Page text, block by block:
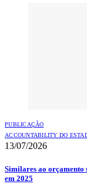
PUBLICAÇÃO
ACCOUNTABILITY DO
13/07/2026
Similares ao orçamento
em 2025